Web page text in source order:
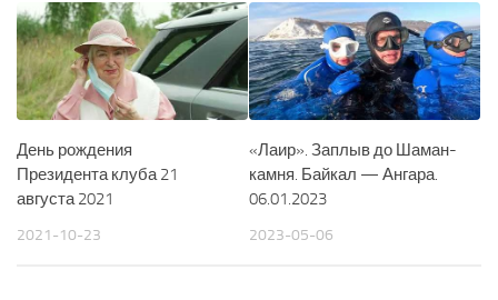
День рождения
Президента клуба 21
августа 2021
2021-10-23
«Лаир». Заплыв до Шаман-
камня. Байкал — Ангара.
06.01.2023
2023-05-06